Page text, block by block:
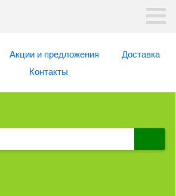
Акции и предложения
Доставка
Контакты